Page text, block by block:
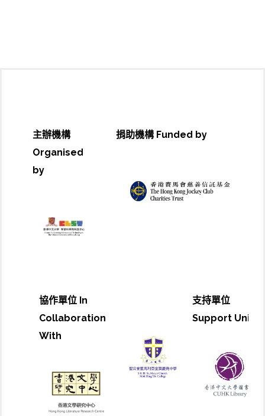
主辦機構
Organised
by
捐助機構 Funded by
協作單位 In
Collaboration
With
支持單位
Support Unit